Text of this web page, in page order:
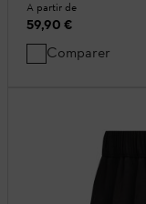
A partir de
59,90 €
Comparer